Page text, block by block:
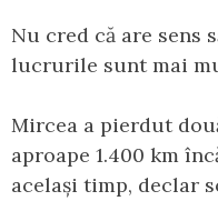
Nu cred că are sens
lucrurile sunt mai
Mircea a pierdut
aproape 1.400 km
același timp, declar